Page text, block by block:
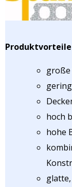
Produktvorteile
große
hoch
hohe